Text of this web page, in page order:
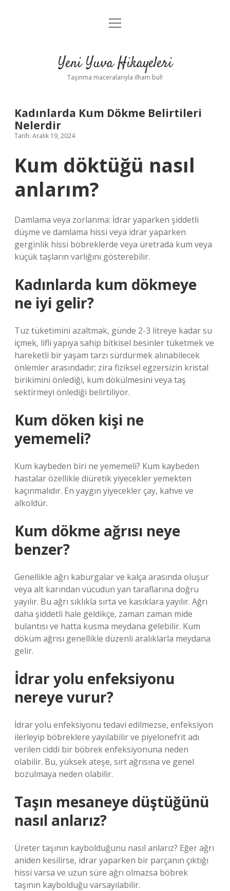
Anasayfa
Yasal Uyarı
menüyü
Yeni Yuva Hikayeleri
Taşınma maceralarıyla ilham bul!
Kadınlarda Kum Dökme Belirtileri
Nelerdir
Tarih: Aralık 19, 2024
Kum döktüğü nasıl
anlarım?
Damlama veya zorlanma: İdrar yaparken şiddetli
düşme ve damlama hissi veya idrar yaparken
gerginlik hissi böbreklerde veya üretrada kum veya
küçük taşların varlığını gösterebilir.
Kadınlarda kum dökmeye
ne iyi gelir?
Tuz tüketimini azaltmak, günde 2-3 litreye kadar su
içmek, lifli yapıya sahip bitkisel besinler tüketmek ve
hareketli bir yaşam tarzı sürdürmek alınabilecek
önlemler arasındadır; zira fiziksel egzersizin kristal
birikimini önlediği, kum dökülmesini veya taş
sektirmeyi önlediği belirtiliyor.
Kum döken kişi ne
yememeli?
Kum kaybeden biri ne yememeli? Kum kaybeden
hastalar özellikle diüretik yiyecekler yemekten
kaçınmalıdır. En yaygın yiyecekler çay, kahve ve
alkoldür.
Kum dökme ağrısı neye
benzer?
Genellikle ağrı kaburgalar ve kalça arasında oluşur
veya alt karından vücudun yan taraflarına doğru
yayılır. Bu ağrı sıklıkla sırta ve kasıklara yayılır. Ağrı
daha şiddetli hale geldikçe, zaman zaman mide
bulantısı ve hatta kusma meydana gelebilir. Kum
döküm ağrısı genellikle düzenli aralıklarla meydana
gelir.
İdrar yolu enfeksiyonu
nereye vurur?
İdrar yolu enfeksiyonu tedavi edilmezse, enfeksiyon
ilerleyip böbreklere yayılabilir ve piyelonefrit adı
verilen ciddi bir böbrek enfeksiyonuna neden
olabilir. Bu, yüksek ateşe, sırt ağrısına ve genel
bozulmaya neden olabilir.
Taşın mesaneye düştüğünü
nasıl anlarız?
Üreter taşının kaybolduğunu nasıl anlarız? Eğer ağrı
aniden kesilirse, idrar yaparken bir parçanın çıktığı
hissi varsa ve uzun süre ağrı olmazsa böbrek
taşının kaybolduğu varsayılabilir.